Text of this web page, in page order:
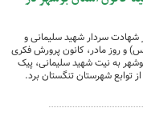
شهادت سردار شهید سلیمانی و
و روز مادر، کانون پرورش فکری
به نیت شهید سلیمانی، پیک
توابع شهرستان تنگستان برد.